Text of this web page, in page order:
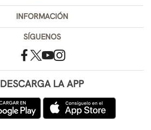
INFORMACIÓN
SÍGUENOS
DESCARGA LA APP